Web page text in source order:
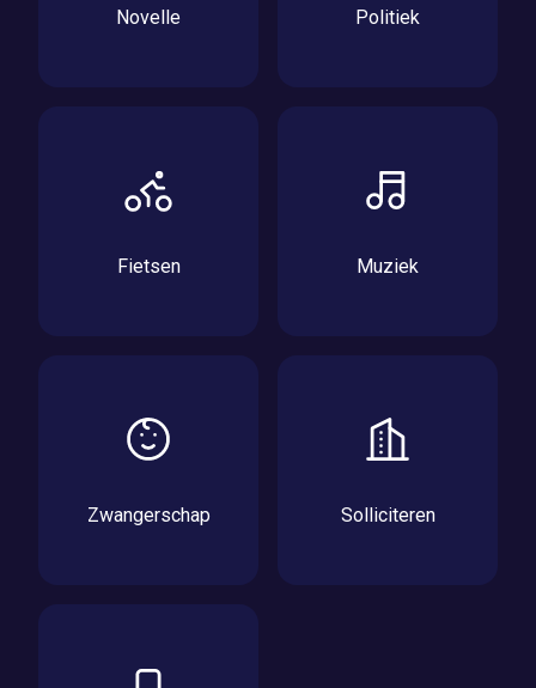
Novelle Politiek
Fietsen Muziek
Zwangerschap Solliciteren